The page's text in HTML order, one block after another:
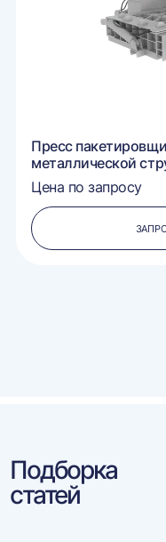
Пресс
металлической
Цена по запросу
Подборка
статей